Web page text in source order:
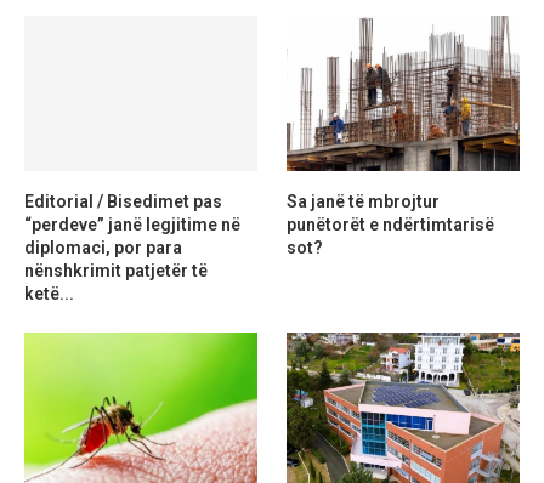
Editorial / Bisedimet pas
“perdeve” janë legjitime në
diplomaci, por para
nënshkrimit patjetër të
ketë...
Sa janë të mbrojtur
punëtorët e ndërtimtarisë
sot?